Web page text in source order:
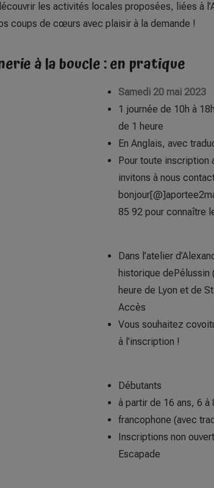
les activités locales proposées, liées à
coups de cœurs avec plaisir à la demande !
à la boucle : en pratique
Samedi 20 mai 2023
1 journée de 10h à
de 1 heure
En Anglais, avec
Pour toute inscription
invitons à nous
85 92 pour connaître
Dans l’atelier
historique dePélussin
heure de Lyon et de
Accès
Vous souhaitez
à l’inscription !
Débutants
à partir de 16 ans, 6 à
francophone (avec
Inscriptions non
Escapade